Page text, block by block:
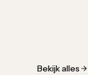
Bekijk alles